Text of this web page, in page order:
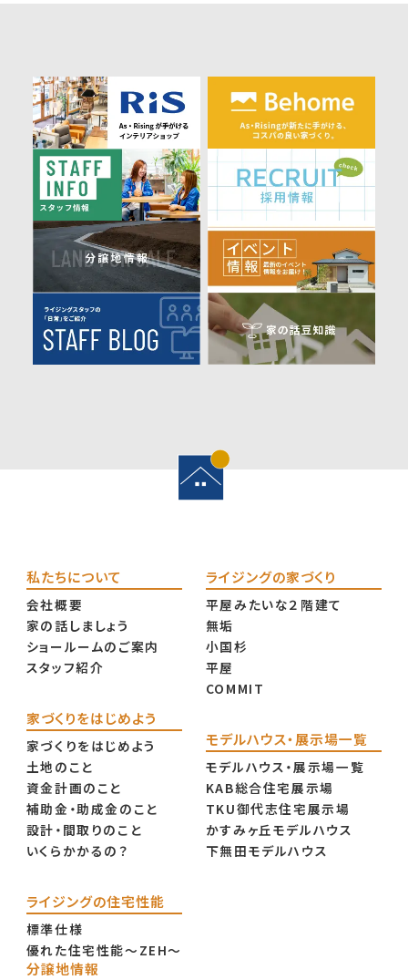
私たちについて
会社概要
家の話しましょう
ショールームのご案内
スタッフ紹介
家づくりをはじめよう
家づくりをはじめよう
土地のこと
資金計画のこと
補助金・助成金のこと
設計・間取りのこと
いくらかかるの？
ライジングの住宅性能
標準仕様
優れた住宅性能〜ZEH〜
ライジングの家づくり
平屋みたいな２階建て
無垢
小国杉
平屋
COMMIT
モデルハウス・展示場一覧
モデルハウス・展示場一覧
KAB総合住宅展示場
TKU御代志住宅展示場
かすみヶ丘モデルハウス
下無田モデルハウス
分譲地情報